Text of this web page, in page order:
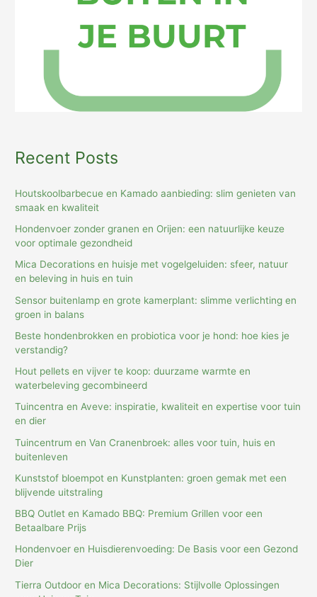
Recent Posts
Houtskoolbarbecue en Kamado aanbieding: slim genieten van
smaak en kwaliteit
Hondenvoer zonder granen en Orijen: een natuurlijke keuze
voor optimale gezondheid
Mica Decorations en huisje met vogelgeluiden: sfeer, natuur
en beleving in huis en tuin
Sensor buitenlamp en grote kamerplant: slimme verlichting en
groen in balans
Beste hondenbrokken en probiotica voor je hond: hoe kies je
verstandig?
Hout pellets en vijver te koop: duurzame warmte en
waterbeleving gecombineerd
Tuincentra en Aveve: inspiratie, kwaliteit en expertise voor tuin
en dier
Tuincentrum en Van Cranenbroek: alles voor tuin, huis en
buitenleven
Kunststof bloempot en Kunstplanten: groen gemak met een
blijvende uitstraling
BBQ Outlet en Kamado BBQ: Premium Grillen voor een
Betaalbare Prijs
Hondenvoer en Huisdierenvoeding: De Basis voor een Gezond
Dier
Tierra Outdoor en Mica Decorations: Stijlvolle Oplossingen